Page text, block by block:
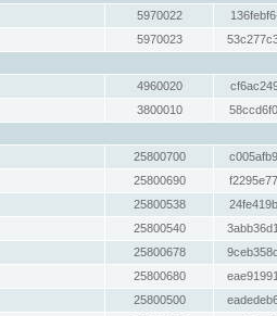
5970022
5970023
4960020
3800010
25800700
25800690
25800538
25800540
25800678
25800680
25800500